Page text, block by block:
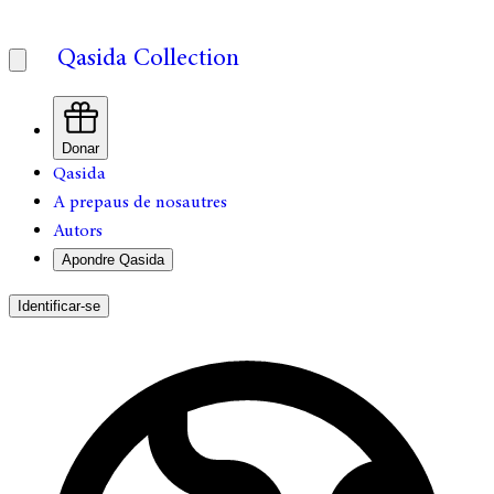
Qasida Collection
Donar
Qasida
A prepaus de nosautres
Autors
Apondre Qasida
Identificar-se